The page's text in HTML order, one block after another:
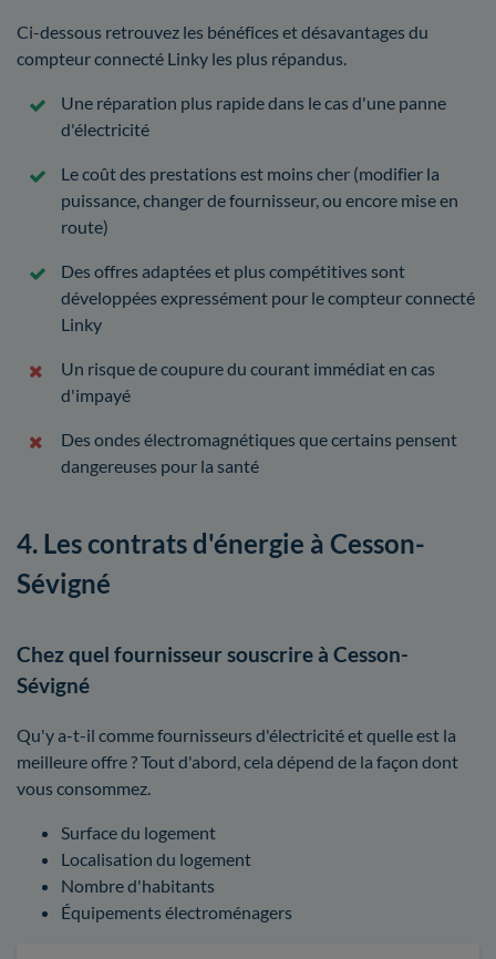
Ci-dessous retrouvez les bénéfices et désavantages du
compteur connecté Linky les plus répandus.
Une réparation plus rapide dans le cas d'une panne
d'électricité
Le coût des prestations est moins cher (modifier la
puissance, changer de fournisseur, ou encore mise en
route)
Des offres adaptées et plus compétitives sont
développées expressément pour le compteur connecté
Linky
Un risque de coupure du courant immédiat en cas
d'impayé
Des ondes électromagnétiques que certains pensent
dangereuses pour la santé
4. Les contrats d'énergie à Cesson-
Sévigné
Chez quel fournisseur souscrire à Cesson-
Sévigné
Qu'y a-t-il comme fournisseurs d'électricité et quelle est la
meilleure offre ? Tout d'abord, cela dépend de la façon dont
vous consommez.
Surface du logement
Localisation du logement
Nombre d'habitants
Équipements électroménagers